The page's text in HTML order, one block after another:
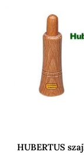
HUBERTUS